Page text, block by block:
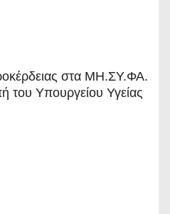
στα ΜΗ.ΣΥ.ΦΑ.
του Υπουργείου Υγείας